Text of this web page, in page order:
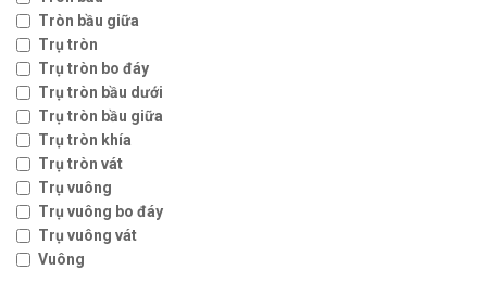
Tròn bầu giữa
Trụ tròn
Trụ tròn bo đáy
Trụ tròn bầu dưới
Trụ tròn bầu giữa
Trụ tròn khía
Trụ tròn vát
Trụ vuông
Trụ vuông bo đáy
Trụ vuông vát
Vuông